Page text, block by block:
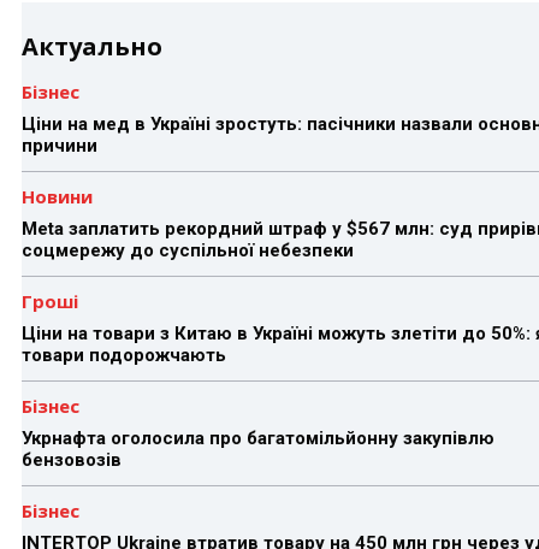
Актуально
Бізнес
Ціни на мед в Україні зростуть: пасічники назвали
причини
Новини
Meta заплатить рекордний штраф у $567 млн: суд
соцмережу до суспільної небезпеки
Гроші
Ціни на товари з Китаю в Україні можуть злетіти до 50%:
товари подорожчають
Бізнес
Укрнафта оголосила про багатомільйонну закупівлю
бензовозів
Бізнес
INTERTOP Ukraine втратив товару на 450 млн грн через